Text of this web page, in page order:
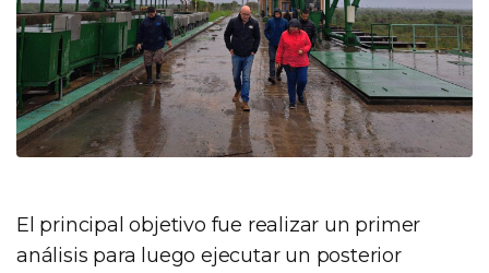
El principal objetivo fue realizar un primer
análisis para luego ejecutar un posterior